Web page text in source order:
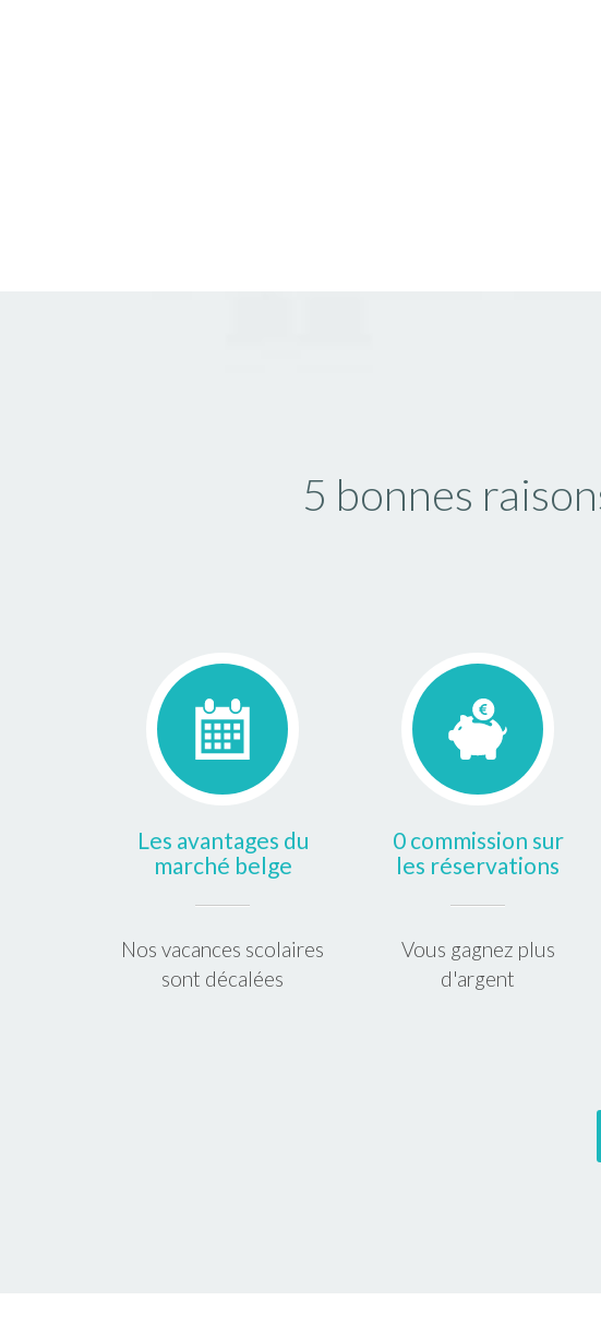
5 bonnes
Les avantages du
marché belge
Nos vacances scolaires
sont décalées
0 commission sur
les réservations
Vous gagnez plus
d'argent